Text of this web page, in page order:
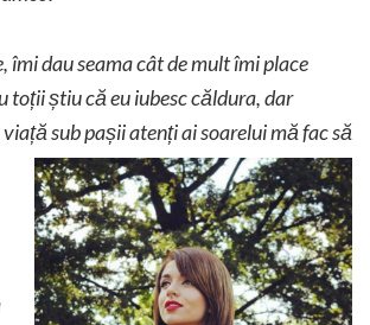
îmi dau seama cât de mult îmi place
toții știu că eu iubesc căldura, dar
sub pașii atenți ai soarelui mă fac să